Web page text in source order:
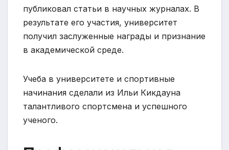
публиковал статьи в научных журналах. В
результате его участия, университет
получил заслуженные награды и признание
в академической среде.
Учеба в университете и спортивные
начинания сделали из Ильи Кикдауна
талантливого спортсмена и успешного
ученого.